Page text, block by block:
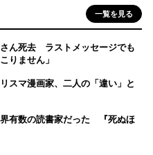
一覧を見る
ん死去 ラストメッセージでも
りません」
スマ漫画家、二人の「違い」と
有数の読書家だった 『死ぬほ